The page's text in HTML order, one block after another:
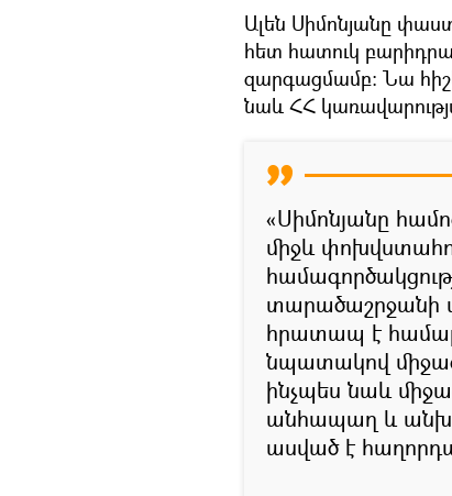
Ալեն Սիմոնյանը
հետ հատուկ
զարգացմամբ: Նա
նաև ՀՀ
«Սիմոնյանը
միջև
տարածաշրջանի
հրատապ է
նպատակով
ինչպես նաև
անհապաղ և
ասված է